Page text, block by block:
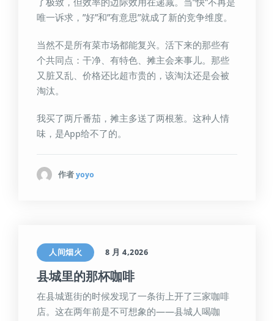
了极致，但效率的边际效用在递减。当”快”不再是
唯一诉求，”好”和”有意思”就成了新的竞争维度。
当然不是所有菜市场都能复兴。活下来的那些有
个共同点：干净、有特色、摊主会来事儿。那些
又脏又乱、价格还比超市贵的，该淘汰还是会被
淘汰。
我买了两斤番茄，摊主多送了两根葱。这种人情
味，是App给不了的。
作者 yoyo
人间烟火 8 月 4,2026
县城里的那杯咖啡
在县城逛街的时候发现了一条街上开了三家咖啡
店。这在两年前是不可想象的——县城人喝咖